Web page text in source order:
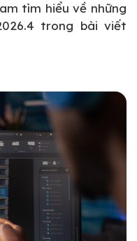
tìm hiểu về những
trong bài viết